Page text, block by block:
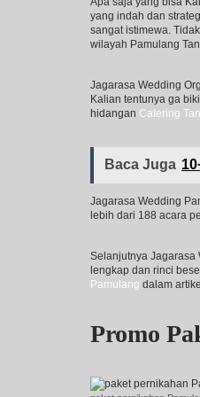
yang indah dan
sangat istimewa.
wilayah Pamulang
Jagarasa Wedding
Kalian tentunya ga
hidangan Catering
Baca Juga
Jagarasa Wedding
lebih dari 188 acara
Selanjutnya Jagarasa
lengkap dan rinci
Pamulang dalam
Promo